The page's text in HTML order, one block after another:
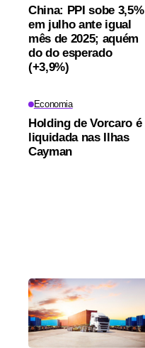
China: PPI sobe 3,5%
em julho ante igual
mês de 2025; aquém
do do esperado
(+3,9%)
Economia
Holding de Vorcaro é
liquidada nas Ilhas
Cayman